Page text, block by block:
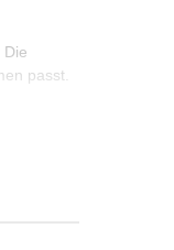
passt.